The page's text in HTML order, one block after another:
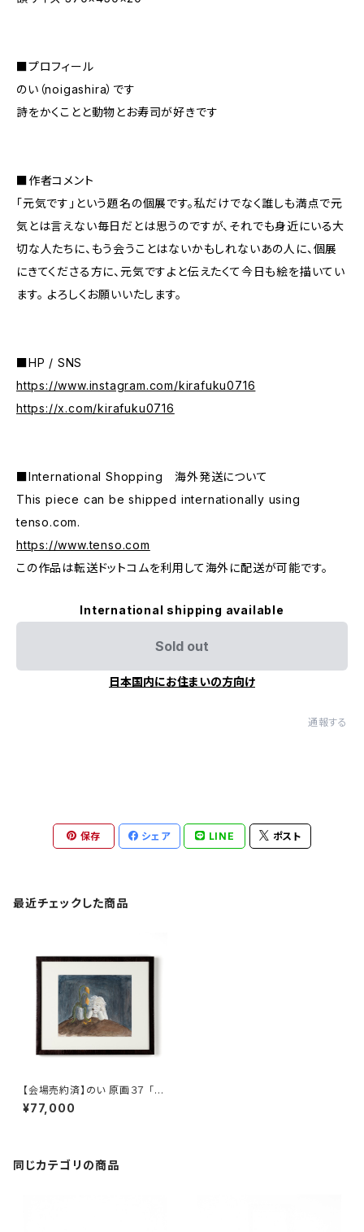
■プロフィール
のい（noigashira）です
詩をかくことと動物とお寿司が好きです
■作者コメント
「元気です」という題名の個展です。私だけでなく誰しも満点で元
気とは言えない毎日だとは思うのですが、それでも身近にいる大
切な人たちに、もう会うことはないかもしれないあの人に、個展
にきてくださる方に、元気ですよと伝えたくて今日も絵を描いてい
ます。 よろしくお願いいたします。
■HP / SNS
https://www.instagram.com/kirafuku0716
https://x.com/kirafuku0716
■International Shopping 海外発送について
This piece can be shipped internationally using
tenso.com.
https://www.tenso.com
この作品は転送ドットコムを利用して海外に配送が可能です。
International shipping available
Sold out
日本国内にお住まいの方向け
通報する
保存 シェア LINE ポスト
最近チェックした商品
【会場売約済】のい 原画３７ 「一
緒に眠ろう」
¥77,000
同じカテゴリの商品